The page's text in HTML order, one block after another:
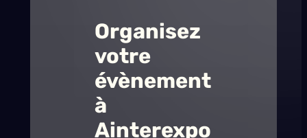
Organisez
votre
évènement
à
Ainterexpo